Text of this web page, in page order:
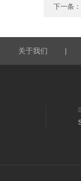
下一条：
关于我们 |